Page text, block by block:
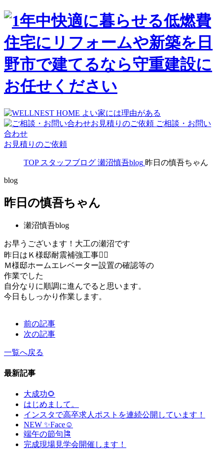
ご相談・お問い
合わせ
お見積りのご依頼
TOP スタッフブログ 瀬沼慎吾blog 昨日の慎吾ちゃん
blog
昨日の慎吾ちゃん
瀬沼慎吾blog
お早うございます！大工の瀬沼です
昨日はＫ様邸耐震補強工事👷‍♂️
Ｍ様邸ホームエレベーター設置の確認等の
作業でした
自分なりに順調に進んでると思います。
今日もしっかり作業します。
前の記事
次の記事
一覧へ戻る
最新記事
大成功🌻
はじめまして。
インスタで高卒求人ポストを連続公開しています！
NEW ✨Face☺
端午の節句🎏
完成現場見学会開催します！